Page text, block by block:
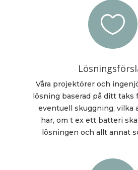

Våra projektörer och
lösning baserad på ditt taks
eventuell skuggning, vilka
har, om t ex ett batteri
lösningen och allt annat